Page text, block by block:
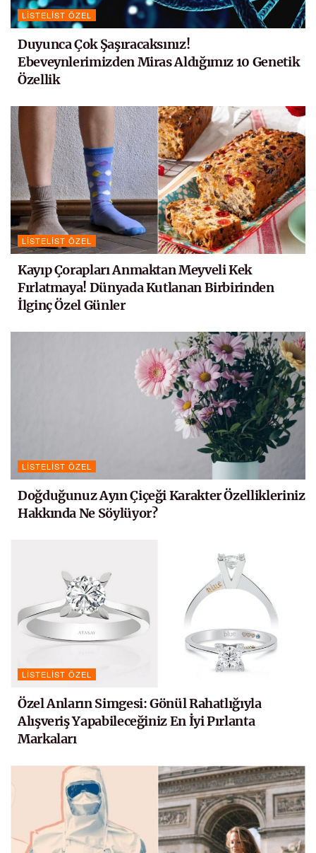
LISTELIST ÖZEL
Duyunca Çok Şaşıracaksınız!
Ebeveynlerimizden Miras Aldığımız 10 Genetik
Özellik
LISTELIST ÖZEL
Kayıp Çorapları Anmaktan Meyveli Kek
Fırlatmaya! Dünyada Kutlanan Birbirinden
İlginç Özel Günler
LISTELIST ÖZEL
Doğduğunuz Ayın Çiçeği Karakter Özellikleriniz
Hakkında Ne Söylüyor?
LISTELIST ÖZEL
Özel Anların Simgesi: Gönül Rahatlığıyla
Alışveriş Yapabileceğiniz En İyi Pırlanta
Markaları